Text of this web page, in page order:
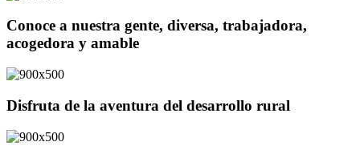
Conoce a nuestra gente, diversa, trabajadora,
acogedora y amable
Disfruta de la aventura del desarrollo rural